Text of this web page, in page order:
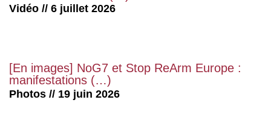
Vidéo // 6 juillet 2026
[En images] NoG7 et Stop ReArm Europe :
manifestations (…)
Photos // 19 juin 2026